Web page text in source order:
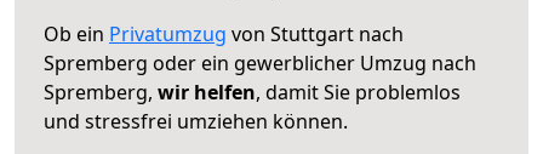
Ob ein Privatumzug von Stuttgart nach
Spremberg oder ein gewerblicher Umzug nach
Spremberg, wir helfen, damit Sie problemlos
und stressfrei umziehen können.